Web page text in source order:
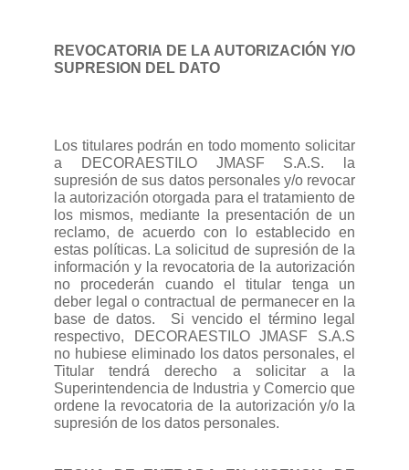
REVOCATORIA DE LA AUTORIZACIÓN Y/O
SUPRESION DEL DATO
Los titulares podrán en todo momento solicitar
a DECORAESTILO JMASF S.A.S. la
supresión de sus datos personales y/o revocar
la autorización otorgada para el tratamiento de
los mismos, mediante la presentación de un
reclamo, de acuerdo con lo establecido en
estas políticas. La solicitud de supresión de la
información y la revocatoria de la autorización
no procederán cuando el titular tenga un
deber legal o contractual de permanecer en la
base de datos.
Si vencido el término legal
respectivo, DECORAESTILO JMASF S.A.S
no hubiese eliminado los datos personales, el
Titular tendrá derecho a solicitar a la
Superintendencia de Industria y Comercio que
ordene la revocatoria de la autorización y/o la
supresión de los datos personales.